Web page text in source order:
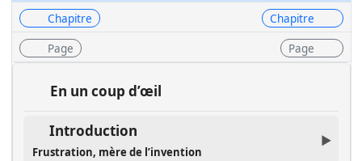
Chapitre Chapitre
Page Page
En un coup d’œil
Introduction
Frustration, mère de l’invention